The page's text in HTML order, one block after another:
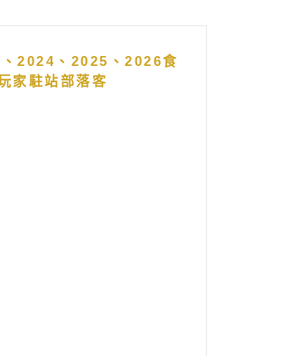
2024、2025、2026食
家駐站部落客